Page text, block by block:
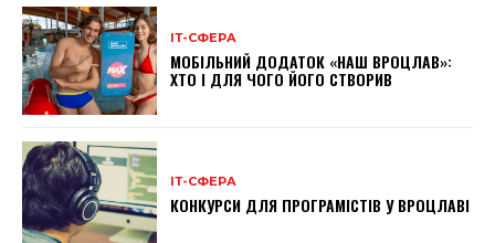
ІТ-СФЕРА
МОБІЛЬНИЙ ДОДАТОК «НАШ ВРОЦЛАВ»:
ХТО І ДЛЯ ЧОГО ЙОГО СТВОРИВ
ІТ-СФЕРА
КОНКУРСИ ДЛЯ ПРОГРАМІСТІВ У ВРОЦЛАВІ